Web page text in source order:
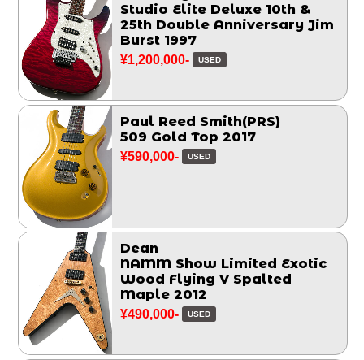
Studio Elite Deluxe 10th &
25th Double Anniversary Jim
Burst 1997
¥1,200,000- USED
Paul Reed Smith(PRS)
509 Gold Top 2017
¥590,000- USED
Dean
NAMM Show Limited Exotic
Wood Flying V Spalted
Maple 2012
¥490,000- USED